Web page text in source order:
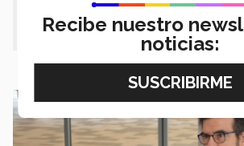
otras comunidades"
Recibe nuestro
noticias: